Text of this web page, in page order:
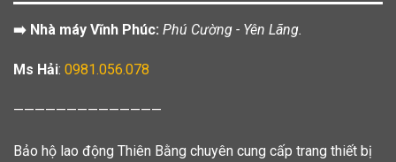
➡️ Nhà máy Vĩnh Phúc: Phú Cường - Yên Lãng.
Ms Hải: 0981.056.078
——————————————
Bảo hộ lao động Thiên Bằng chuyên cung cấp trang thiết bị